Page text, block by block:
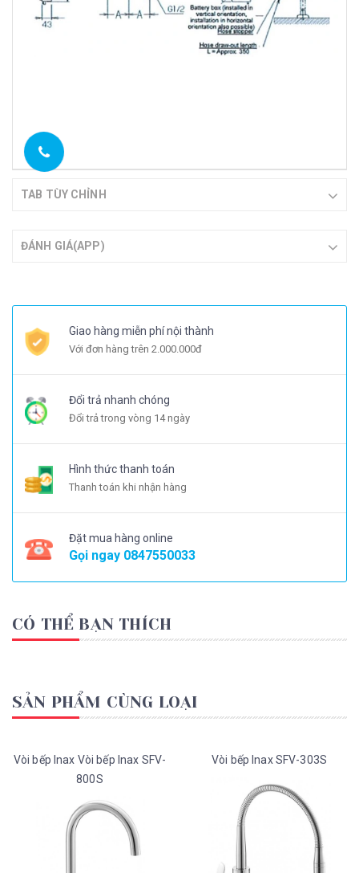
TAB TÙY CHỈNH
ĐÁNH GIÁ(APP)
Giao hàng miễn phí nội thành
Với đơn hàng trên 2.000.000đ
Đổi trả nhanh chóng
Đổi trả trong vòng 14 ngày
Hình thức thanh toán
Thanh toán khi nhận hàng
Đặt mua hàng online
Gọi ngay 0847550033
CÓ THỂ BẠN THÍCH
SẢN PHẨM CÙNG LOẠI
Vòi bếp Inax Vòi bếp Inax SFV-
800S
Vòi bếp Inax SFV-303S